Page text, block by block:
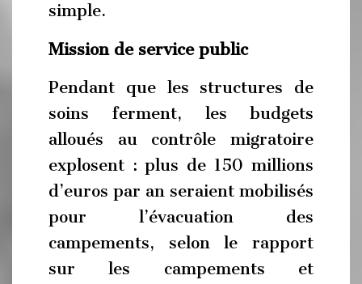
simple.
Mission de service public
Pendant que les structures de
soins ferment, les budgets
alloués au contrôle migratoire
explosent : plus de 150 millions
d’euros par an seraient mobilisés
pour l’évacuation des
campements, selon le rapport
sur les campements et